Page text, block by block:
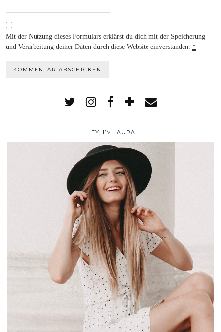
Mit der Nutzung dieses Formulars erklärst du dich mit der Speicherung
und Verarbeitung deiner Daten durch diese Website einverstanden. *
HEY, I’M LAURA